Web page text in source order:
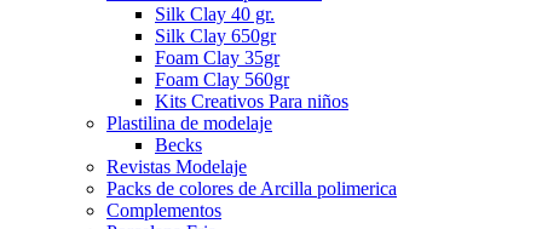
Silk Clay 40 gr.
Silk Clay 650gr
Foam Clay 35gr
Foam Clay 560gr
Kits Creativos Para niños
Plastilina de modelaje
Becks
Revistas Modelaje
Packs de colores de Arcilla polimerica
Complementos